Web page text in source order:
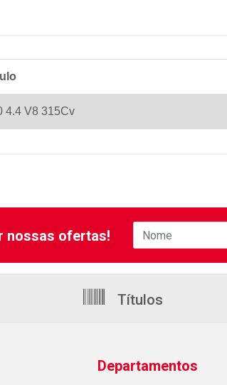
4.4 V8 315Cv
nossas ofertas!
Títulos
Departamentos